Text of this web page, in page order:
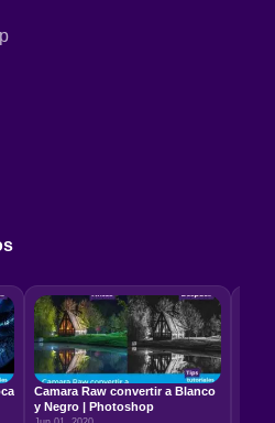
Camara Raw convertir a Blanco
y Negro | Photoshop